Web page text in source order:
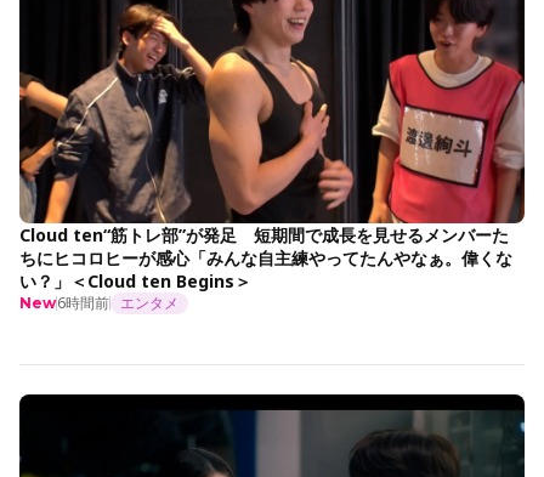
Cloud ten“筋トレ部”が発足 短期間で成長を見せるメンバーた
ちにヒコロヒーが感心「みんな自主練やってたんやなぁ。偉くな
い？」＜Cloud ten Begins＞
New6時間前 エンタメ